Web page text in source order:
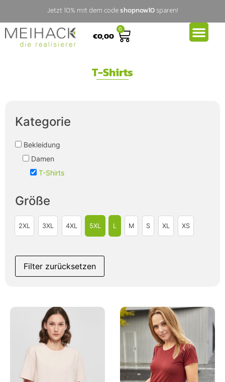
Jetzt 10% mit dem codeshopnow10sparen!
€0,00
0
T-Shirts
Kategorie
Bekleidung
Damen
T-Shirts
Größe
2XL 3XL 4XL 5XL L M S XL XS
Filter zurücksetzen